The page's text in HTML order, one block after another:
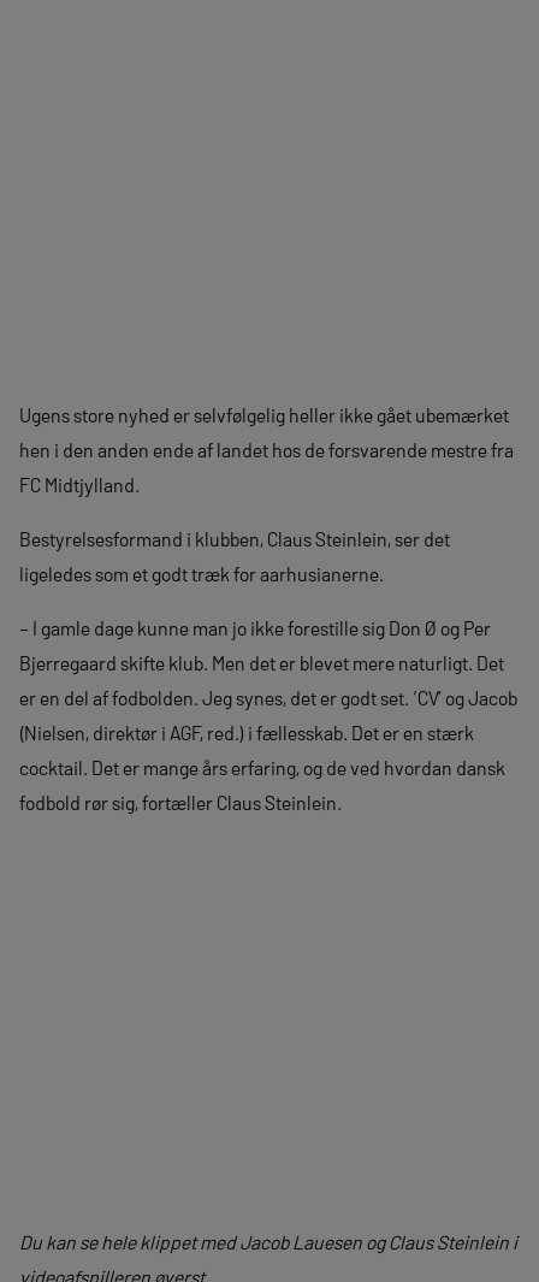
Ugens store nyhed er selvfølgelig heller ikke gået ubemærket
hen i den anden ende af landet hos de forsvarende mestre fra
FC Midtjylland.
Bestyrelsesformand i klubben, Claus Steinlein, ser det
ligeledes som et godt træk for aarhusianerne.
– I gamle dage kunne man jo ikke forestille sig Don Ø og Per
Bjerregaard skifte klub. Men det er blevet mere naturligt. Det
er en del af fodbolden. Jeg synes, det er godt set. ‘CV’ og Jacob
(Nielsen, direktør i AGF, red.) i fællesskab. Det er en stærk
cocktail. Det er mange års erfaring, og de ved hvordan dansk
fodbold rør sig, fortæller Claus Steinlein.
Du kan se hele klippet med Jacob Lauesen og Claus Steinlein i
videoafspilleren øverst.